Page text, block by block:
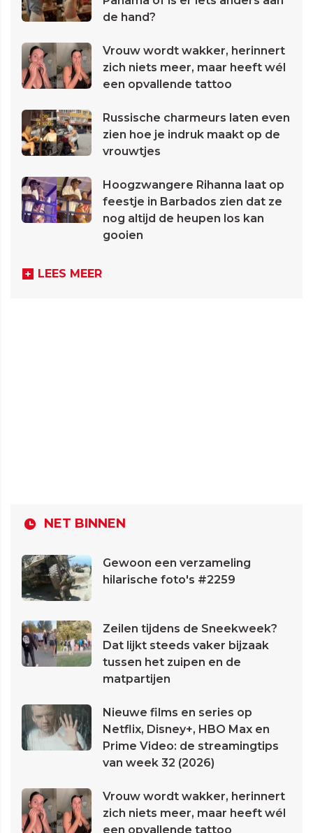
de hand?
Vrouw wordt wakker, herinnert
zich niets meer, maar heeft wél
een opvallende tattoo
Russische charmeurs laten even
zien hoe je indruk maakt op de
vrouwtjes
Hoogzwangere Rihanna laat op
feestje in Barbados zien dat ze
nog altijd de heupen los kan
gooien
LEES MEER
NET BINNEN
Gewoon een verzameling
hilarische foto's #2259
Zeilen tijdens de Sneekweek?
Dat lijkt steeds vaker bijzaak
tussen het zuipen en de
matpartijen
Nieuwe films en series op
Netflix, Disney+, HBO Max en
Prime Video: de streamingtips
van week 32 (2026)
Vrouw wordt wakker, herinnert
zich niets meer, maar heeft wél
een opvallende tattoo